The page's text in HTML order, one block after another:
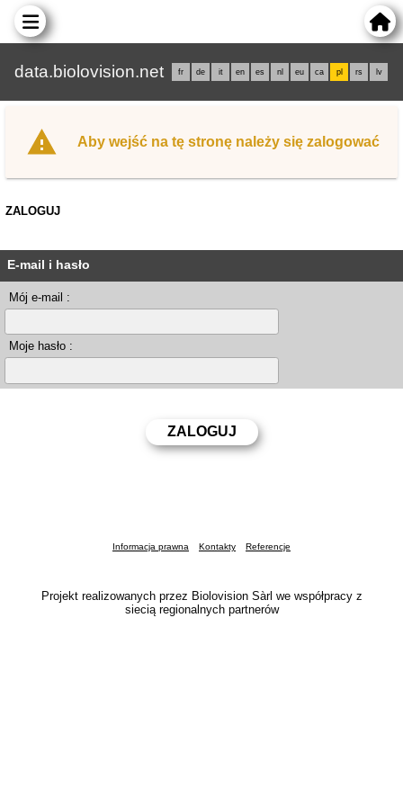
data.biolovision.net fr de it en es nl eu ca pl rs lv
Aby wejść na tę stronę należy się zalogować
ZALOGUJ
E-mail i hasło
Mój e-mail :
Moje hasło :
Informacja prawna Kontakty Referencje
Projekt realizowanych przez Biolovision Sàrl we współpracy z
siecią regionalnych partnerów